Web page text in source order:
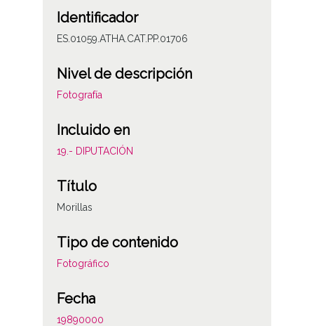
Identificador
ES.01059.ATHA.CAT.PP.01706
Nivel de descripción
Fotografía
Incluido en
19.- DIPUTACIÓN
Título
Morillas
Tipo de contenido
Fotográfico
Fecha
19890000